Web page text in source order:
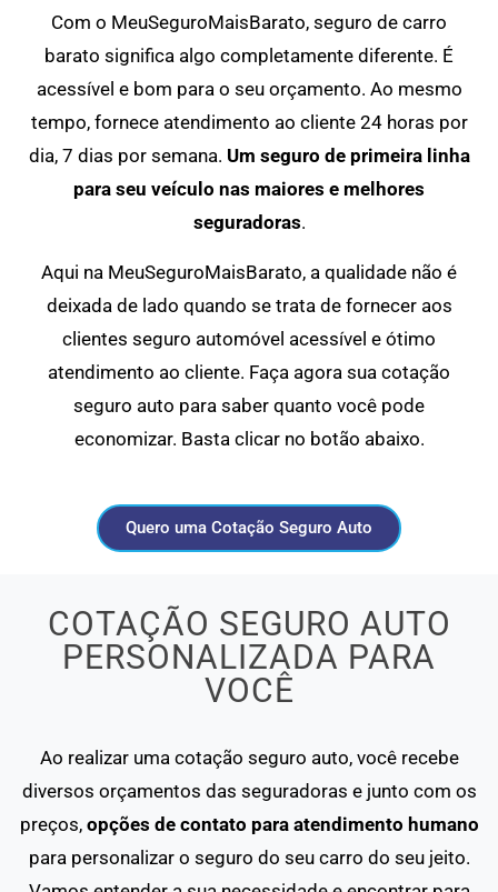
Com o MeuSeguroMaisBarato, seguro de carro
barato significa algo completamente diferente. É
acessível e bom para o seu orçamento. Ao mesmo
tempo, fornece atendimento ao cliente 24 horas por
dia, 7 dias por semana. Um seguro de primeira linha
para seu veículo nas maiores e melhores
seguradoras.
Aqui na MeuSeguroMaisBarato, a qualidade não é
deixada de lado quando se trata de fornecer aos
clientes seguro automóvel acessível e ótimo
atendimento ao cliente. Faça agora sua cotação
seguro auto para saber quanto você pode
economizar. Basta clicar no botão abaixo.
Quero uma Cotação Seguro Auto
COTAÇÃO SEGURO AUTO
PERSONALIZADA PARA
VOCÊ
Ao realizar uma cotação seguro auto, você recebe
diversos orçamentos das seguradoras e junto com os
preços, opções de contato para atendimento humano
para personalizar o seguro do seu carro do seu jeito.